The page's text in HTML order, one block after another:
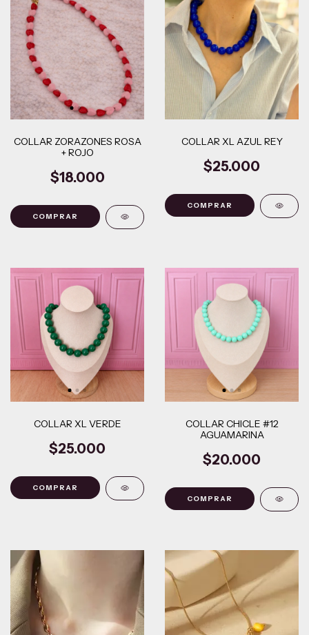
COLLAR ZORAZONES ROSA
+ ROJO
$18.000
COLLAR XL AZUL REY
$25.000
COLLAR XL VERDE
$25.000
COLLAR CHICLE #12
AGUAMARINA
$20.000